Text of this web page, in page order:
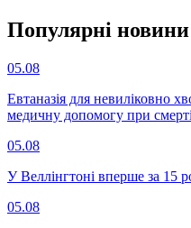
Популярнi новини
05.08
Евтаназія для невиліковно
медичну допомогу при смерті
05.08
У Веллінгтоні вперше за 15
05.08